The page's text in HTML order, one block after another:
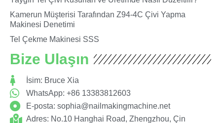
Kamerun Müşterisi Tarafından Z94-4C Çivi Yapma
Makinesi Denetimi
Tel Çekme Makinesi SSS
Bize Ulaşın
İsim: Bruce Xia
WhatsApp: +86 13383812603
E-posta: sophia@nailmakingmachine.net
Adres: No.10 Hanghai Road, Zhengzhou, Çin